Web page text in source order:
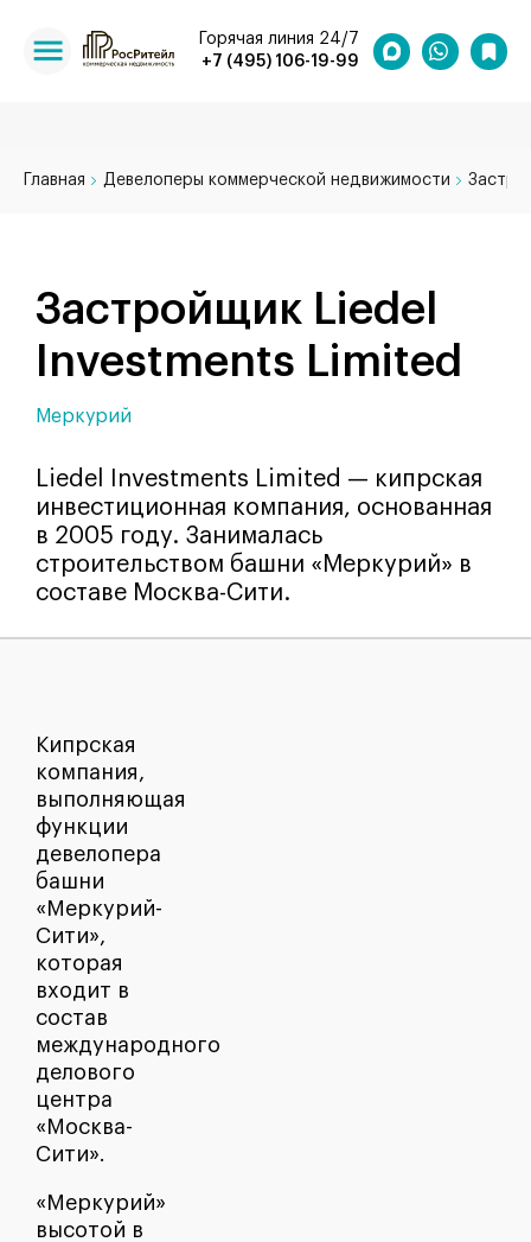
+7 (495) 106-19-99
Горячая линия 24/7
Главная Девелоперы коммерческой недвижимости
Застройщик Liedel
Investments Limited
Меркурий
Liedel Investments Limited — кипрская
инвестиционная компания, основанная
в 2005 году. Занималась
строительством башни «Меркурий» в
составе Москва-Сити.
Кипрская
компания,
выполняющая
функции
девелопера
башни
«Меркурий-
Сити»,
которая
входит в
состав
международного
делового
центра
«Москва-
Сити».
«Меркурий»
высотой в